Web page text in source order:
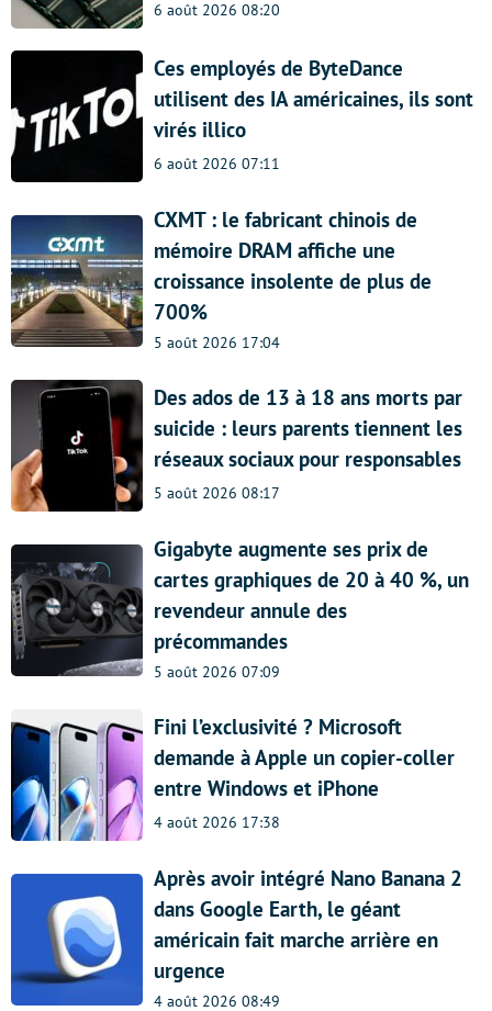
6 août 2026 08:20
Ces employés de ByteDance
utilisent des IA américaines, ils sont
virés illico
6 août 2026 07:11
CXMT : le fabricant chinois de
mémoire DRAM affiche une
croissance insolente de plus de
700%
5 août 2026 17:04
Des ados de 13 à 18 ans morts par
suicide : leurs parents tiennent les
réseaux sociaux pour responsables
5 août 2026 08:17
Gigabyte augmente ses prix de
cartes graphiques de 20 à 40 %, un
revendeur annule des
précommandes
5 août 2026 07:09
Fini l’exclusivité ? Microsoft
demande à Apple un copier-coller
entre Windows et iPhone
4 août 2026 17:38
Après avoir intégré Nano Banana 2
dans Google Earth, le géant
américain fait marche arrière en
urgence
4 août 2026 08:49